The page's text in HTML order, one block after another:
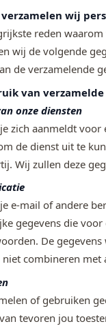
wij
reden
wij de volgende
de verzamelende
van
onze diensten
zich aanmeldt voor
de dienst uit te
Wij zullen deze
e-mail of andere
gegevens die
De
niet combineren
of gebruiken
tevoren jou